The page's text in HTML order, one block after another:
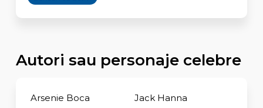
Autori sau personaje celebre
Arsenie Boca Jack Hanna